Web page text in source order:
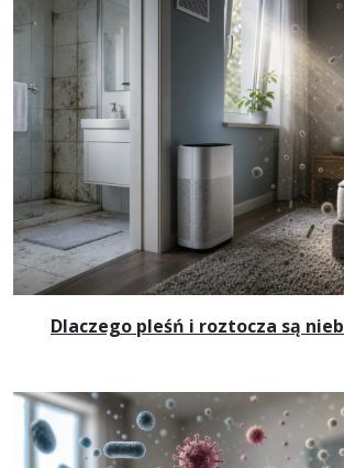
Dlaczego pleśń i roztocza są